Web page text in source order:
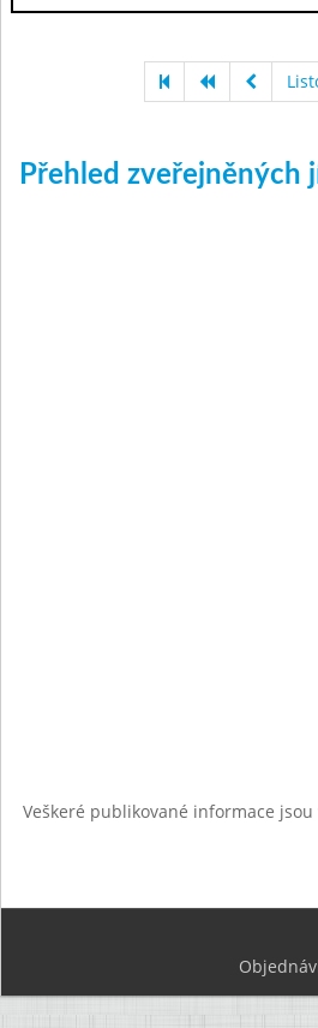
Přehled zveřejněných
Veškeré publikované informace